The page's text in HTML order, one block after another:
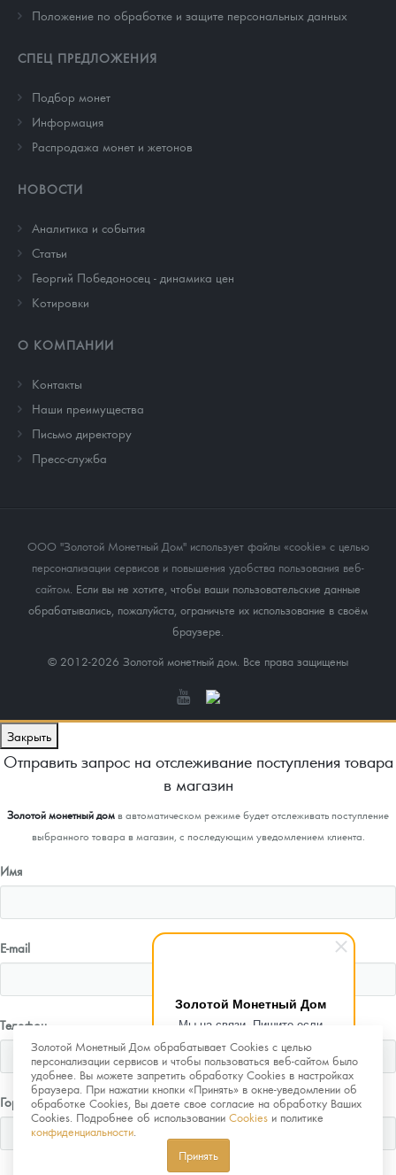
Золотой Монетный Дом
Мы на связи. Пишите если
возникнут любые вопросы.
Рады помочь.
Положение по обработке и защите персональных данных
СПЕЦ ПРЕДЛОЖЕНИЯ
Подбор монет
Информация
Распродажа монет и жетонов
НОВОСТИ
Аналитика и события
Cтатьи
Георгий Победоносец - динамика цен
Котировки
О КОМПАНИИ
Контакты
Наши преимущества
Письмо директору
Пресс-служба
ООО "Золотой Монетный Дом" использует файлы «cookie» с целью
персонализации сервисов и повышения удобства пользования веб-
сайтом. Если вы не хотите, чтобы ваши пользовательские данные
обрабатывались, пожалуйста, ограничьте их использование в своём
браузере.
© 2012-2026 Золотой монетный дом. Все права защищены
Золотой Монетный Дом обрабатывает Cookies с целью
персонализации сервисов и чтобы пользоваться веб-сайтом было
удобнее. Вы можете запретить обработку Cookies в настройках
браузера. При нажатии кнопки «Принять» в окне-уведомлении об
обработке Cookies, Вы даете свое согласие на обработку Ваших
Cookies. Подробнее об использовании Cookies и политике
конфиденциальности
Принять
Закрыть
Отправить запрос на отслеживание поступления товара
в магазин
Золотой монетный домв автоматическом режиме будет отслеживать поступление
выбранного товара в магазин, с последующим уведомлением клиента.
Имя
E-mail
Телефон
Город